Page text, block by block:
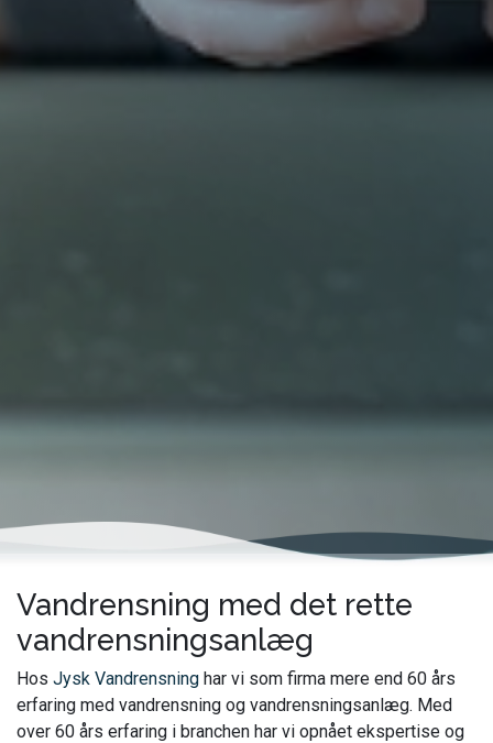
Vandrensning med det rette
vandrensningsanlæg
Hos Jysk Vandrensning har vi som firma mere end 60 års
erfaring med vandrensning og vandrensningsanlæg. Med
over 60 års erfaring i branchen har vi opnået ekspertise og